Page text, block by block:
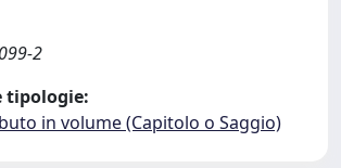
2
tipologie:
in volume (Capitolo o Saggio)